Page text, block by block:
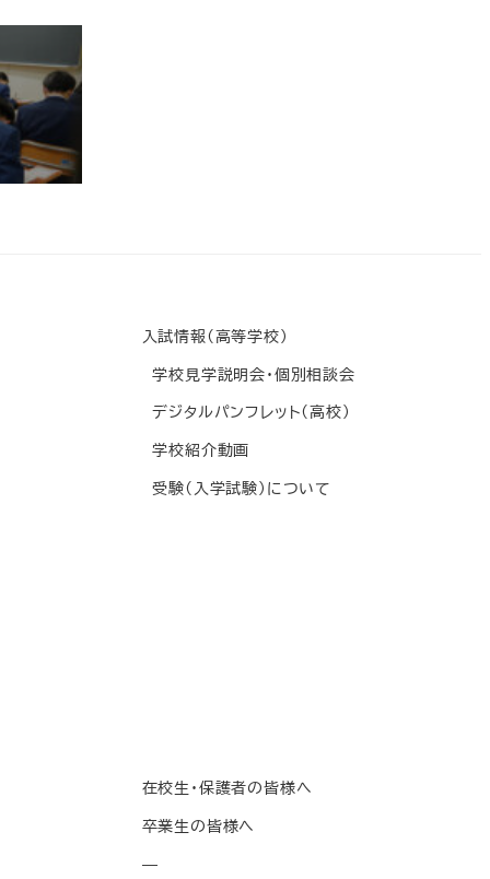
入試情報(高等学校)
学校見学説明会・個別相談会
デジタルパンフレット(高校)
学校紹介動画
受験(入学試験)について
在校生・保護者の皆様へ
卒業生の皆様へ
—